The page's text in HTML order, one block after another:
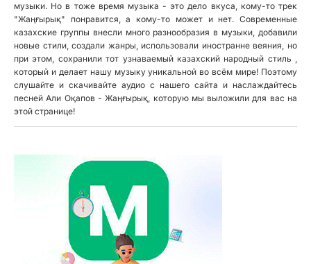
музыки. Но в тоже время музыка - это дело вкуса, кому-то трек
"Жаңғырық" понравится, а кому-то может и нет. Современные
казахские группы внесли много разнообразия в музыки, добавили
новые стили, создали жанры, использовали иностранне веяния, но
при этом, сохранили тот узнаваемый казахский народный стиль ,
который и делает нашу музыку уникальной во всём мире! Поэтому
слушайте и скачивайте аудио с нашего сайта и наслаждайтесь
песней Али Оқапов - Жаңғырық, которую мы выложили для вас на
этой странице!